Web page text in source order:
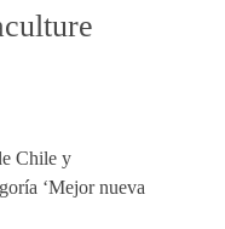
Chile y
‘Mejor nueva